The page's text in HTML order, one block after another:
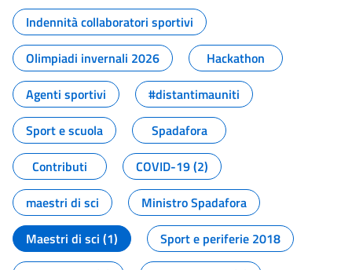
Indennità collaboratori sportivi
Olimpiadi invernali 2026
Hackathon
Agenti sportivi
#distantimauniti
Sport e scuola
Spadafora
Contributi
COVID-19 (2)
maestri di sci
Ministro Spadafora
Maestri di sci (1)
Sport e periferie 2018